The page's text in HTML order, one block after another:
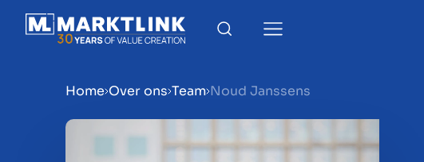
Menu
Home Over ons Team Noud Janssens